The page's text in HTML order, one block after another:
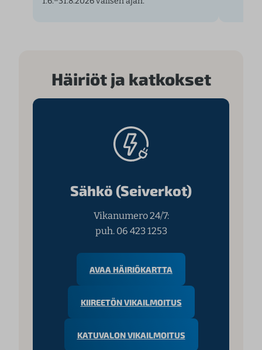
Häiriöt ja katkokset
Sähkö (Seiverkot)
Vikanumero 24/7:
puh. 06 423 1253
AVAA HÄIRIÖKARTTA
KIIREETÖN VIKAILMOITUS
KATUVALON VIKAILMOITUS